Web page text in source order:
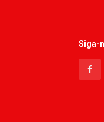
Siga-